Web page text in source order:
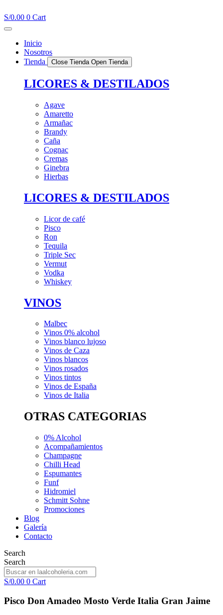
al
contenido
S/0.00 0 Cart
Inicio
Nosotros
Tienda
Close Tienda Open Tienda
LICORES & DESTILADOS
Agave
Amaretto
Armañac
Brandy
Caña
Cognac
Cremas
Ginebra
Hierbas
LICORES & DESTILADOS
Licor de café
Pisco
Ron
Tequila
Triple Sec
Vermut
Vodka
Whiskey
VINOS
Malbec
Vinos 0% alcohol
Vinos blanco lujoso
Vinos de Caza
Vinos blancos
Vinos rosados
Vinos tintos
Vinos de España
Vinos de Italia
OTRAS CATEGORIAS
0% Alcohol
Acompañamientos
Champagne
Chilli Head
Espumantes
Funf
Hidromiel
Schmitt Sohne
Promociones
Blog
Galería
Contacto
Search
Search
S/0.00 0 Cart
Pisco Don Amadeo Mosto Verde Italia Gran Jaime